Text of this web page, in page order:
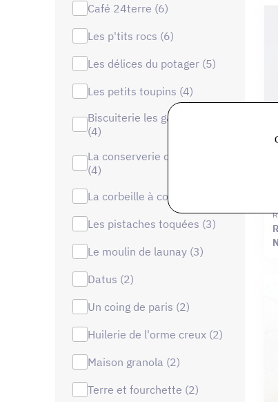
café 24terre (6)
les p'tits rocs (6)
les délices du potager (5)
les petits toupins (4)
biscuiterie les gavroches
(4)
la conserverie de la forêt
(4)
la corbeille à confitures (4)
les pistaches toquées (3)
le moulin de launay (3)
datus (2)
un coing de paris (2)
huilerie de l'orme creux (2)
maison granola (2)
terre et fourchette (2)